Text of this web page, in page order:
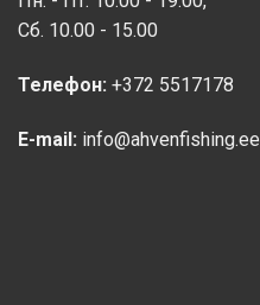
Сб. 10.00 - 15.00
Телефон: +372 5517178
E-mail: info@ahvenfishing.ee